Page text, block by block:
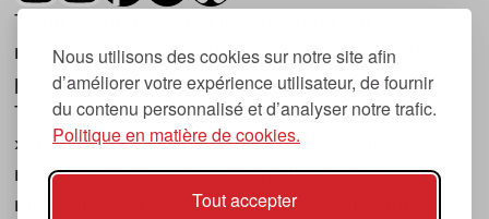
Nous utilisons des cookies sur notre site afin
d’améliorer votre expérience utilisateur, de fournir
du contenu personnalisé et d’analyser notre trafic.
Politique en matière de cookies.
Tout accepter
Tsugi est un mensuel indépendant sur la
musique et les nouvelles tendances, dont la
première parution date de 2007.
Tsugi en japonais signifie « prochain », « suivant
», ce qui correspond à la thématique du
magazine, à l’affût des nouvelles tendances
musicales, qu’elles viennent de la musique